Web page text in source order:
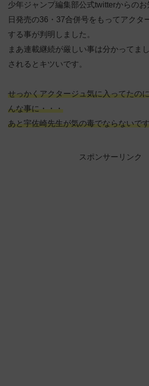
少年ジャンプ編集部公式twitterからのお
日発売の36・37合併号をもってアクタ
する事が判明しました。
まあ連載継続が厳しい事は分かってま
されるとキツいです。
せっかくアクタージュ気に入ってたの
んな事に・・・
あと宇佐崎先生が気の毒でならないで
スポンサーリンク